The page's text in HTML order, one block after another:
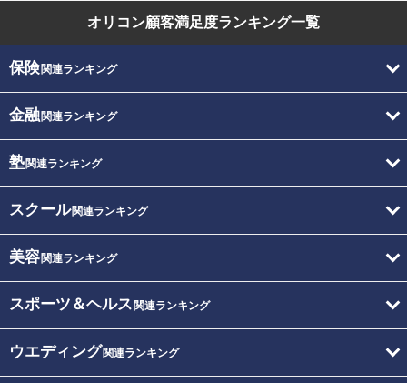
オリコン顧客満足度ランキング一覧
保険関連ランキング
金融関連ランキング
塾関連ランキング
スクール関連ランキング
美容関連ランキング
スポーツ＆ヘルス 関連ランキング
ウエディング関連ランキング